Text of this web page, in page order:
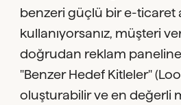
benzeri güçlü bir e-ticaret
kullanıyorsanız, müşteri
doğrudan reklam
"Benzer Hedef Kitleler"
oluşturabilir ve en değerli